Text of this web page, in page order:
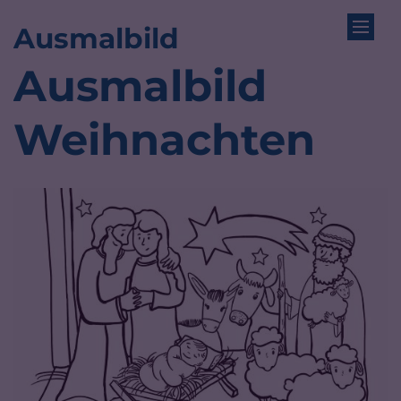
Zum Inhalt springen
Ausmalbild
Ausmalbild
Weihnachten